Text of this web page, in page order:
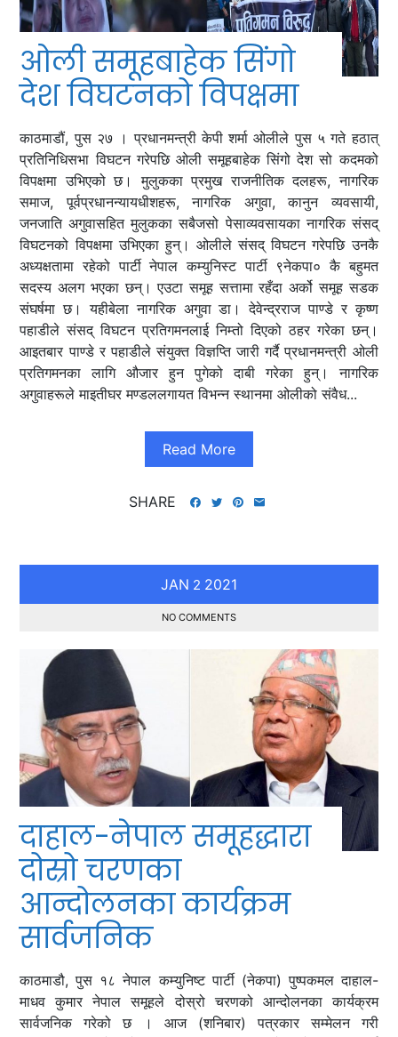
ओली समूहबाहेक सिंगो
देश विघटनको विपक्षमा
काठमाडौं, पुस २७ । प्रधानमन्त्री केपी शर्मा ओलीले पुस ५ गते हठात्
प्रतिनिधिसभा विघटन गरेपछि ओली समूहबाहेक सिंगो देश सो कदमको
विपक्षमा उभिएको छ। मुलुकका प्रमुख राजनीतिक दलहरू, नागरिक
समाज, पूर्वप्रधानन्यायधीशहरू, नागरिक अगुवा, कानुन व्यवसायी,
जनजाति अगुवासहित मुलुकका सबैजसो पेसाव्यवसायका नागरिक संसद्
विघटनको विपक्षमा उभिएका हुन्। ओलीले संसद् विघटन गरेपछि उनकै
अध्यक्षतामा रहेको पार्टी नेपाल कम्युनिस्ट पार्टी ९नेकपा० कै बहुमत
सदस्य अलग भएका छन्। एउटा समूह सत्तामा रहँदा अर्को समूह सडक
संघर्षमा छ। यहीबेला नागरिक अगुवा डा। देवेन्द्रराज पाण्डे र कृष्ण
पहाडीले संसद् विघटन प्रतिगमनलाई निम्तो दिएको ठहर गरेका छन्।
आइतबार पाण्डे र पहाडीले संयुक्त विज्ञप्ति जारी गर्दै प्रधानमन्त्री ओली
प्रतिगमनका लागि औजार हुन पुगेको दाबी गरेका हुन्। नागरिक
अगुवाहरूले माइतीघर मण्डललगायत विभन्न स्थानमा ओलीको संवैध...
Read More
SHARE
JAN 2 2021
NO COMMENTS
दाहाल-नेपाल समूहद्धारा
दोस्रो चरणका
आन्दोलनका कार्यक्रम
सार्वजनिक
काठमाडौ, पुस १८ नेपाल कम्युनिष्ट पार्टी (नेकपा) पुष्पकमल दाहाल-
माधव कुमार नेपाल समूहले दोस्रो चरणको आन्दोलनका कार्यक्रम
सार्वजनिक गरेको छ । आज (शनिबार) पत्रकार सम्मेलन गरी